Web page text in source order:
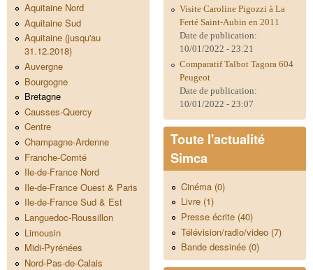
Aquitaine Nord
Aquitaine Sud
Aquitaine (jusqu'au
31.12.2018)
Auvergne
Bourgogne
Bretagne
Causses-Quercy
Centre
Champagne-Ardenne
Franche-Comté
Ile-de-France Nord
Ile-de-France Ouest & Paris
Ile-de-France Sud & Est
Languedoc-Roussillon
Limousin
Midi-Pyrénées
Nord-Pas-de-Calais
Visite Caroline Pigozzi à La
Ferté Saint-Aubin en 2011
Date de publication:
10/01/2022 - 23:21
Comparatif Talbot Tagora 604
Peugeot
Date de publication:
10/01/2022 - 23:07
Toute l'actualité
Simca
Cinéma (0)
Livre (1)
Presse écrite (40)
Télévision/radio/video (7)
Bande dessinée (0)